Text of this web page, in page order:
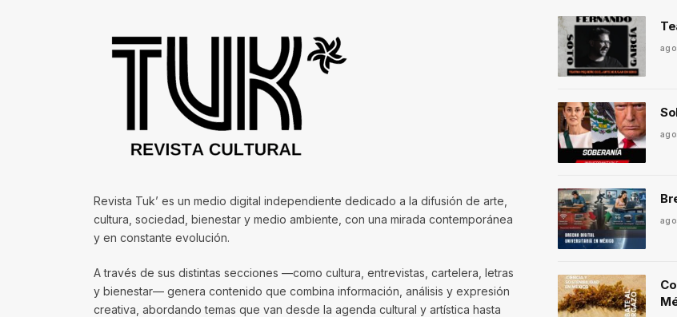
Revista Tuk’ es un medio digital independiente dedicado a la difusión de arte,
cultura, sociedad, bienestar y medio ambiente, con una mirada contemporánea
y en constante evolución.
A través de sus distintas secciones —como cultura, entrevistas, cartelera, letras
y bienestar— genera contenido que combina información, análisis y expresión
creativa, abordando temas que van desde la agenda cultural y artística hasta